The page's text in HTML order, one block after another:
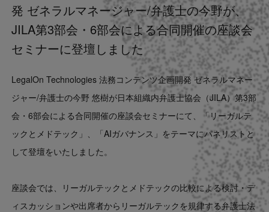
Recruit
LegalOn Now
Contact
US website
発 ゼネラルマネージャー/弁護士の今野が、
JILA第3部会・6部会による合同開催の座談会
セミナーに登壇しました
LegalOn Technologies 法務コンテンツ企画開発 ゼネラルマネー
ジャー/弁護士の今野 悠樹が日本組織内弁護士協会（JILA）第3部
会・6部会による合同開催の座談会セミナーにて、「リーガルテ
ックとメドテック」、「AIガバナンス」をテーマにパネリストと
して登壇をいたしました。
座談会では、リーガルテックとメドテックの比較による検討・デ
ィスカッションや出席者からリーガルテックを規律する弁護士法